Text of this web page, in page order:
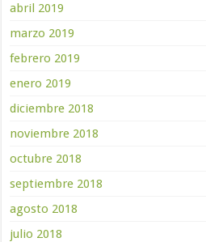
abril 2019
marzo 2019
febrero 2019
enero 2019
diciembre 2018
noviembre 2018
octubre 2018
septiembre 2018
agosto 2018
julio 2018